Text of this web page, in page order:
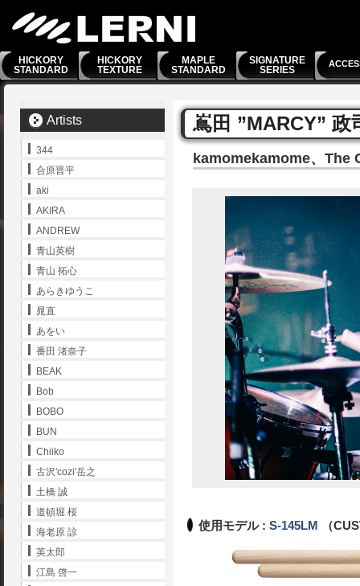
HICKORY
STANDARD
HICKORY
TEXTURE
MAPLE
STANDARD
SIGNATURE
SERIES
嶌田 ”MARCY” 政
kamomekamome、The
使用モデル : S-145LM （
Artists
344
合原晋平
aki
AKIRA
ANDREW
青山英樹
青山 拓心
あらきゆうこ
晁直
あをい
番田 渚奈子
BEAK
Bob
BOBO
BUN
Chiiko
古沢'cozi'岳之
土橋 誠
道頓堀 桜
海老原 諒
英太郎
江島 啓一